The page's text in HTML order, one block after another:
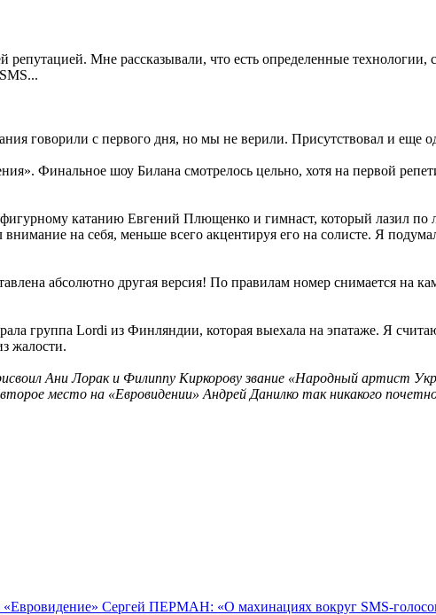
Мне рассказывали, что есть определенные технологии,
говорили с первого дня, но мы не верили. Присутствовал и еще
Финальное шоу Билана смотрелось цельно, хотя на первой
катанию Евгений Плющенко и гимнаст, который лазил по
на себя, меньше всего акцентируя его на солисте. Я
абсолютно другая версия! По правилам номер снимается на
группа Lordi из Финляндии, которая выехала на эпатаже. Я
жалости.
Ани Лорак и Филиппу Киркорову звание «Народный артист
место на «Евровидении» Андрей Данилко так никакого
«Евровидение» Сергей ПЕРМАН: «О махинациях вокруг SMS-